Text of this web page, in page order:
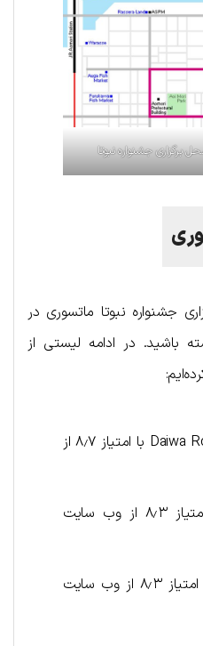
جشنواره نبوتا
جشنواره نبوتا ماتسوری در
باشید. در ادامه لیستی از
هتل Daiwa Roynet Hotel Aomori با امتیاز ۸٫۷ از
هتل Iroha Ryokan با امتیاز ۸٫۳ از وب سایت
هتل Yadoya Tsubaki با امتیاز ۸٫۳ از وب سایت